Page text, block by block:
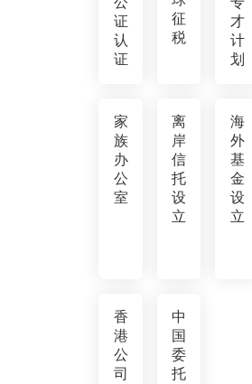
证
认
证
征
税
才
计
划
家
族
办
公
室
离
岸
信
托
设
立
海
外
基
金
设
立
香
港
公
司
中
国
委
托